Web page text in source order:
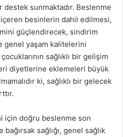
destek sunmaktadır. Beslenme
içeren besinlerin dahil edilmesi,
güçlendirecek, sindirim
genel yaşam kalitelerini
sağlıklı bir gelişim
diyetlerine eklemeleri büyük
ki, sağlıklı bir gelecek
için doğru beslenme son
sağlığı, genel sağlık